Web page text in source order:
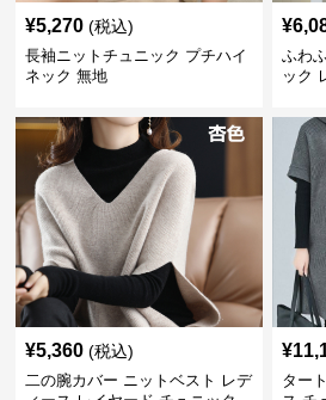
¥5,270 (税込)
長袖ニットチュニック プチハイ
ネック 無地
¥
ふわ
ック
¥5,360 (税込)
二の腕カバー ニットベスト レデ
¥
ター